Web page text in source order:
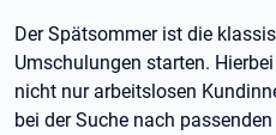
Der Spätsommer ist die
Umschulungen starten.
nicht nur arbeitslosen
bei der Suche nach